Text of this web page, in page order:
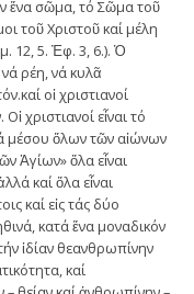
ἕνα σῶμα, τό Σῶμα τοῦ
τοῦ Χριστοῦ καί μέλη
12, 5. Ἐφ. 3, 6.). Ὁ
ρέη, νά κυλᾶ
οἱ χριστιανοί
χριστιανοί εἶναι τό
μέσου ὅλων τῶν αἰώνων
Ἁγίων» ὅλα εἶναι
καί ὅλα εἶναι
καί εἰς τάς δύο
κατά ἕνα μοναδικόν
ἰδίαν θεανθρωπίνην
καί